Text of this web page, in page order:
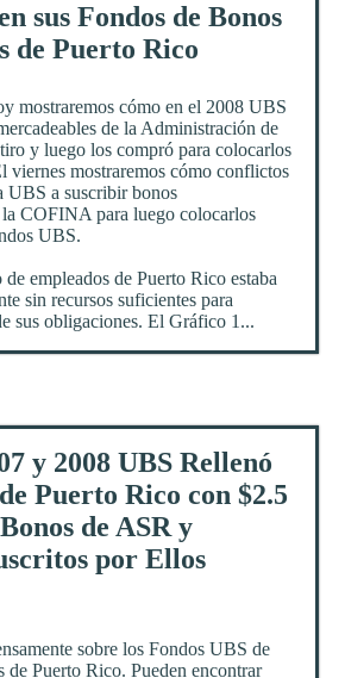
sus Fondos de Bonos
de Puerto Rico
mostraremos cómo en el 2008 UBS
de la Administración de
y luego los compró para colocarlos
viernes mostraremos cómo conflictos
UBS a suscribir bonos
la COFINA para luego colocarlos
UBS.
empleados de Puerto Rico estaba
sin recursos suficientes para
sus obligaciones. El Gráfico 1...
y 2008 UBS Rellenó
Puerto Rico con $2.5
de ASR y
por Ellos
sobre los Fondos UBS de
de Puerto Rico. Pueden encontrar